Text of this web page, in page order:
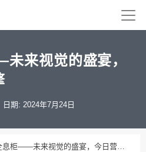
来视觉的盛宴，
日期: 2024年7月24日
柜——未来视觉的盛宴，今日营销的新引擎